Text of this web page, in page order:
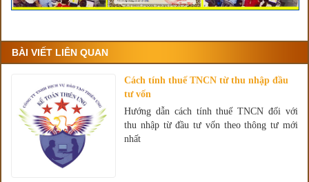
BÀI VIẾT LIÊN QUAN
Cách tính thuế TNCN từ thu nhập đầu
tư vốn
Hướng dẫn cách tính thuế TNCN đối với
thu nhập từ đầu tư vốn theo thông tư mới
nhất